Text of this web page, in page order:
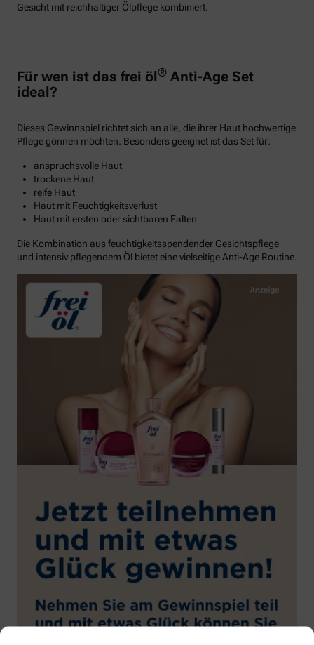
Gesicht mit reichhaltiger Ölpflege kombiniert.
Für wen ist das frei öl® Anti-Age Set
ideal?
Dieses Gewinnspiel richtet sich an alle, die ihrer Haut hochwertige
Pflege gönnen möchten. Besonders geeignet ist das Set für:
anspruchsvolle Haut
trockene Haut
reife Haut
Haut mit Feuchtigkeitsverlust
Haut mit ersten oder sichtbaren Falten
Die Kombination aus feuchtigkeitsspendender Gesichtspflege
und intensiv pflegendem Öl bietet eine vielseitige Anti-Age Routine.